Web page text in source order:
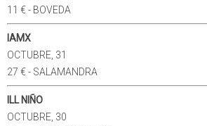
11 € - BOVEDA
IAMX
OCTUBRE, 31
27 € - SALAMANDRA
ILL NIÑO
OCTUBRE, 30